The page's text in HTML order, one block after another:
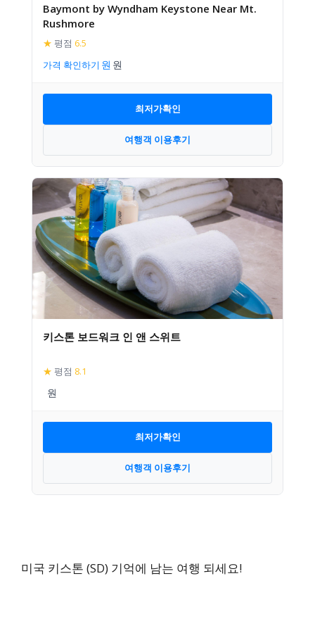
Baymont by Wyndham Keystone Near Mt.
Rushmore
★ 평점 6.5
가격 확인하기
최저가확인
여행객 이용후기
키스톤 보드워크 인 앤 스위트
★ 평점 8.1
최저가확인
여행객 이용후기
미국 키스톤 (SD) 기억에 남는 여행 되세요!